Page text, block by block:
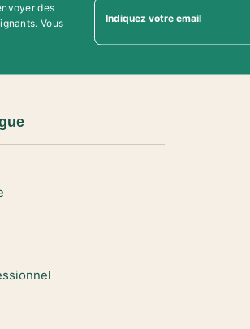
des
Vous
Indiquez votre email